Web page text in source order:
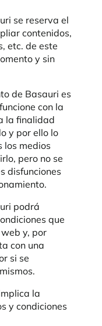
se reserva el
contenidos,
etc. de este
y sin
de Basauri es
con la
la finalidad
y por ello lo
los medios
pero no se
disfunciones
podrá
que
y, por
con una
si se
la
y condiciones